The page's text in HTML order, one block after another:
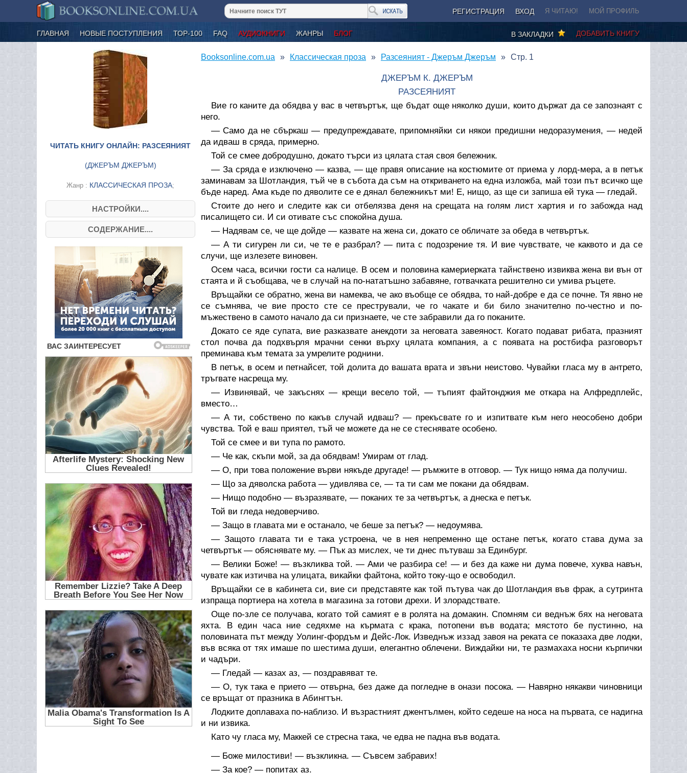
РЕГИСТРАЦИЯ ВХОД Я ЧИТАЮ! МОЙ ПРОФИЛЬ
ГЛАВНАЯ НОВЫЕ ПОСТУПЛЕНИЯ ТОР-100 FAQ АУДИОКНИГИ ЖАНРЫ БЛОГ ДОБАВИТЬ КНИГУ
В ЗАКЛАДКИ
ЧИТАТЬ КНИГУ ОНЛАЙН: РАЗСЕЯНИЯТ
(ДЖЕРЪМ ДЖЕРЪМ)
Жанр : КЛАССИЧЕСКАЯ ПРОЗА;
НАСТРОЙКИ....
СОДЕРЖАНИЕ....
Booksonline.com.ua Классическая проза Разсеяният - Джеръм Джеръм Стр. 1
ДЖЕРЪМ К. ДЖЕРЪМ
РАЗСЕЯНИЯТ
Вие го каните да обядва у вас в четвъртък, ще бъдат още няколко души, които държат да се запознаят с
него.
— Само да не сбъркаш — предупреждавате, припомняйки си някои предишни недоразумения, — недей
да идваш в сряда, примерно.
Той се смее добродушно, докато търси из цялата стая своя бележник.
— За сряда е изключено — казва, — ще правя описание на костюмите от приема у лорд-мера, а в петък
заминавам за Шотландия, тъй че в събота да съм на откриването на една изложба, май този път всичко ще
бъде наред. Ама къде по дяволите се е дянал бележникът ми! Е, нищо, аз ще си запиша ей тука — гледай.
Стоите до него и следите как си отбелязва деня на срещата на голям лист хартия и го забожда над
писалището си. И си отивате със спокойна душа.
— Надявам се, че ще дойде — казвате на жена си, докато се обличате за обеда в четвъртък.
— А ти сигурен ли си, че те е разбрал? — пита с подозрение тя. И вие чувствате, че каквото и да се
случи, ще излезете виновен.
Осем часа, всички гости са налице. В осем и половина камериерката тайнствено извиква жена ви вън от
стаята и й съобщава, че в случай на по-нататъшно забавяне, готвачката решително си умива ръцете.
Връщайки се обратно, жена ви намеква, че ако въобще се обядва, то най-добре е да се почне. Тя явно не
се съмнява, че вие просто сте се престрували, че го чакате и би било значително по-честно и по-
мъжествено в самото начало да си признаете, че сте забравили да го поканите.
Докато се яде супата, вие разказвате анекдоти за неговата завеяност. Когато подават рибата, празният
стол почва да подхвърля мрачни сенки върху цялата компания, а с появата на ростбифа разговорът
преминава към темата за умрелите роднини.
В петък, в осем и петнайсет, той долита до вашата врата и звъни неистово. Чувайки гласа му в антрето,
тръгвате насреща му.
— Извинявай, че закъснях — крещи весело той, — тъпият файтонджия ме откара на Алфредплейс,
вместо…
— А ти, собствено по какъв случай идваш? — прекъсвате го и изпитвате към него неособено добри
чувства. Той е ваш приятел, тъй че можете да не се стеснявате особено.
Той се смее и ви тупа по рамото.
— Че как, скъпи мой, за да обядвам! Умирам от глад.
— О, при това положение върви някъде другаде! — ръмжите в отговор. — Тук нищо няма да получиш.
— Що за дяволска работа — удивлява се, — та ти сам ме покани да обядвам.
— Нищо подобно — възразявате, — поканих те за четвъртък, а днеска е петък.
Той ви гледа недоверчиво.
— Защо в главата ми е останало, че беше за петък? — недоумява.
— Защото главата ти е така устроена, че в нея непременно ще остане петък, когато става дума за
четвъртък — обяснявате му. — Пък аз мислех, че ти днес пътуваш за Единбург.
— Велики Боже! — възкликва той. — Ами че разбира се! — и без да каже ни дума повече, хуква навън,
чувате как изтичва на улицата, викайки файтона, който току-що е освободил.
Връщайки се в кабинета си, вие си представяте как той пътува чак до Шотландия във фрак, а сутринта
изпраща портиера на хотела в магазина за готови дрехи. И злорадствате.
Още по-зле се получава, когато той самият е в ролята на домакин. Спомням си веднъж бях на неговата
яхта. В един часа ние седяхме на кърмата с крака, потопени във водата; мястото бе пустинно, на
половината път между Уолинг-фордъм и Дейс-Лок. Изведнъж иззад завоя на реката се показаха две лодки,
във всяка от тях имаше по шестима души, елегантно облечени. Виждайки ни, те размахаха носни кърпички
и чадъри.
— Гледай — казах аз, — поздравяват те.
— О, тук така е прието — отвърна, без даже да погледне в онази посока. — Навярно някакви чиновници
се връщат от празника в Абингтън.
Лодките доплаваха по-наблизо. И възрастният джентълмен, който седеше на носа на първата, се надигна
и ни извика.
Като чу гласа му, Маккей се стресна така, че едва не падна във водата.
— Боже милостиви! — възкликна. — Съвсем забравих!
— За кое? — попитах аз.